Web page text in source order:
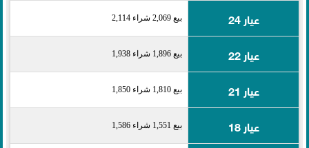
عيار 24
بيع 2,069 شراء 2,114
عيار 22 بيع 1,896 شراء 1,938
عيار 21 بيع 1,810 شراء 1,850
عيار 18 بيع 1,551 شراء 1,586